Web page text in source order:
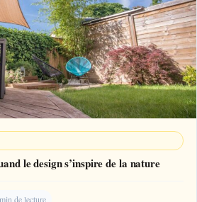
le design s’inspire de la nature
de lecture